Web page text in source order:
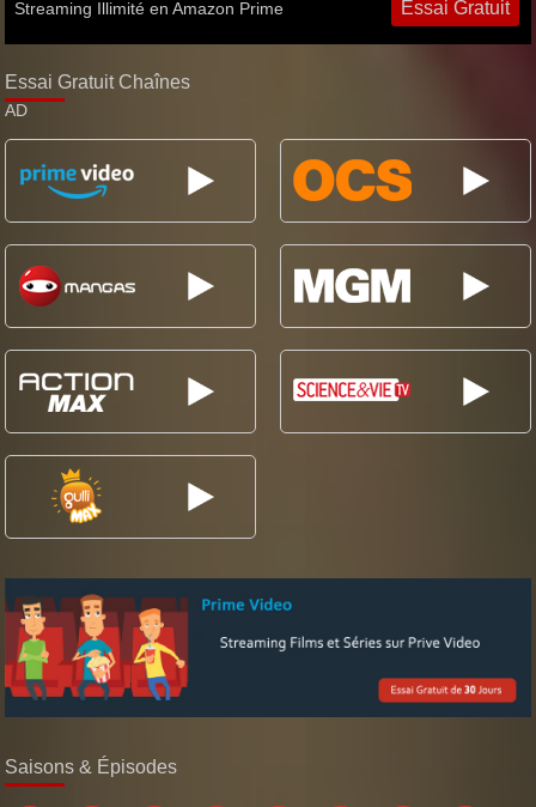
Streaming Illimité en Amazon Prime Essai Gratuit
Essai Gratuit Chaînes
AD
Saisons & Épisodes